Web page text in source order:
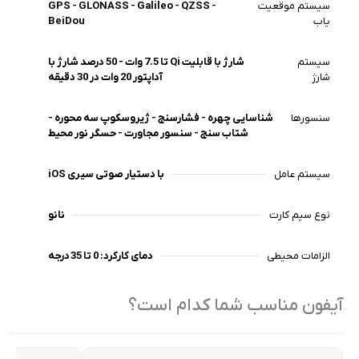
حدودا در مدت نیم ساعت ۵۰ درصد شارژ میشود.
سیستم موقعیت
یاب
GPS - GLONASS - Galileo - QZSS -
BeiDou
سیستم
شارژ
شارژ با قابلیت Qi تا 7.5 وات - 50 درصد شارژ با
آداپتور 20 وات در 30 دقیقه
سنسورها
شناسایی چهره - فشارسنج - ژیروسکوپ سه محوره -
شتاب سنج - سنسور مجاورت - حسگر نور محیط
سیستم عامل iOS با دستیار صوتی سیری
نوع سیم کارت نانو
الزامات محیطی دمای کارکرد: 0 تا 35 درجه
آیفون مناسب شما کدام است؟